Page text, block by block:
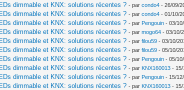
dimmable et KNX: solutions récentes ? - parcondo4 - 26/09/
dimmable et KNX: solutions récentes ? - parcondo4 - 01/10/
dimmable et KNX: solutions récentes ? - par Pengouin - 03/
dimmable et KNX: solutions récentes ? - parmogo64 - 03/10/
dimmable et KNX: solutions récentes ? - parfilou59 - 03/10/
dimmable et KNX: solutions récentes ? - parfilou59 - 05/10/
dimmable et KNX: solutions récentes ? - par Pengouin - 05/
dimmable et KNX: solutions récentes ? - par KNX160013 - 15/
dimmable et KNX: solutions récentes ? - par Pengouin - 15/
dimmable et KNX: solutions récentes ? - par KNX160013 - 15/